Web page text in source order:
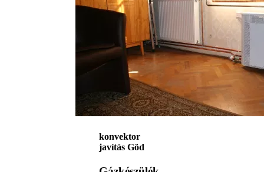
konvektor
javítás Göd